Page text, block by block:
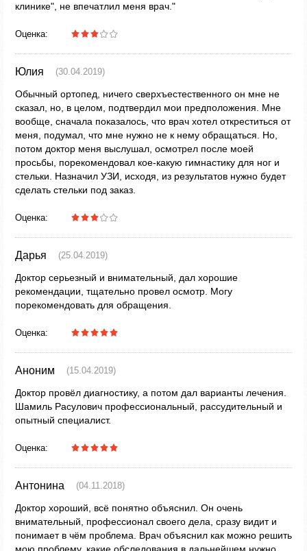
клинике", не впечатлил меня врач."
Оценка:
Юлия (30.04.2019)
Обычный ортопед, ничего сверхъестественного он мне не
сказал, но, в целом, подтвердил мои предположения. Мне
вообще, сначала показалось, что врач хотел откреститься от
меня, подумал, что мне нужно не к нему обращаться. Но,
потом доктор меня выслушал, осмотрел после моей
просьбы, порекомендовал кое-какую гимнастику для ног и
стельки. Назначил УЗИ, исходя, из результатов нужно будет
сделать стельки под заказ.
Оценка:
Дарья (25.04.2019)
Доктор серьезный и внимательный, дал хорошие
рекомендации, тщательно провел осмотр. Могу
порекомендовать для обращения.
Оценка:
Аноним (15.04.2019)
Доктор провёл диагностику, а потом дал варианты лечения.
Шамиль Расулович профессиональный, рассудительный и
опытный специалист.
Оценка:
Антонина (04.11.2018)
Доктор хороший, всё понятно объяснил. Он очень
внимательный, профессионал своего дела, сразу видит и
понимает в чём проблема. Врач объяснил как можно решить